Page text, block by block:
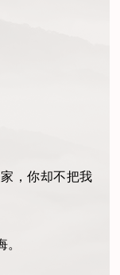
，你却不把我